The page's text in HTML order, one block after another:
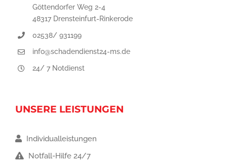
Göttendorfer Weg 2-4
48317 Drensteinfurt-Rinkerode
02538/ 931199
info@schadendienst24-ms.de
24/ 7 Notdienst
UNSERE LEISTUNGEN
Individualleistungen
Notfall-Hilfe 24/7